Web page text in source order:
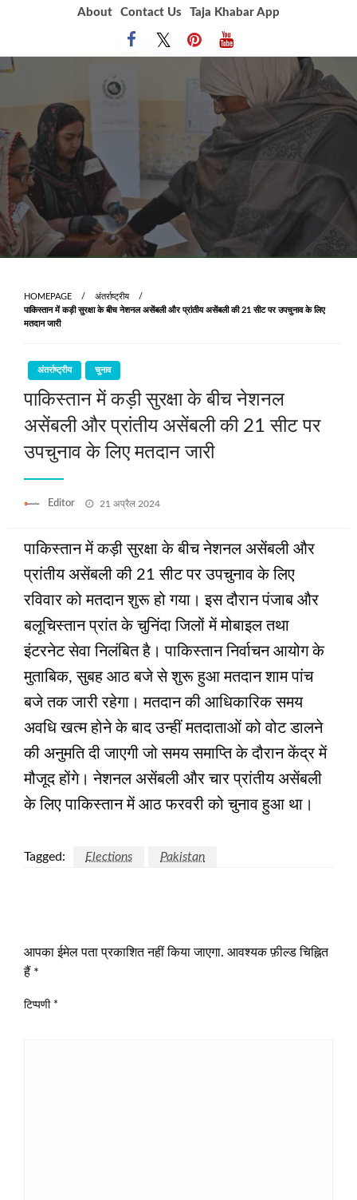
About Contact Us Taja Khabar App
HOMEPAGE
अंतर्राष्ट्रीय
पाकिस्तान में कड़ी सुरक्षा के बीच नेशनल असेंबली और प्रांतीय असेंबली की 21 सीट पर उपचुनाव के लिए
मतदान जारी
अंतर्राष्ट्रीय चुनाव
पाकिस्तान में कड़ी सुरक्षा के बीच नेशनल
असेंबली और प्रांतीय असेंबली की 21 सीट पर
उपचुनाव के लिए मतदान जारी
Editor
Posted
21 अप्रैल 2024
पाकिस्तान में कड़ी सुरक्षा के बीच नेशनल असेंबली और
प्रांतीय असेंबली की 21 सीट पर उपचुनाव के लिए
रविवार को मतदान शुरू हो गया। इस दौरान पंजाब और
बलूचिस्तान प्रांत के चुनिंदा जिलों में मोबाइल तथा
इंटरनेट सेवा निलंबित है। पाकिस्तान निर्वाचन आयोग के
मुताबिक, सुबह आठ बजे से शुरू हुआ मतदान शाम पांच
बजे तक जारी रहेगा। मतदान की आधिकारिक समय
अवधि खत्म होने के बाद उन्हीं मतदाताओं को वोट डालने
की अनुमति दी जाएगी जो समय समाप्ति के दौरान केंद्र में
मौजूद होंगे। नेशनल असेंबली और चार प्रांतीय असेंबली
के लिए पाकिस्तान में आठ फरवरी को चुनाव हुआ था।
Tagged: Elections Pakistan
आपका ईमेल पता प्रकाशित नहीं किया जाएगा. आवश्यक फ़ील्ड चिह्नित
हैं *
टिप्पणी *